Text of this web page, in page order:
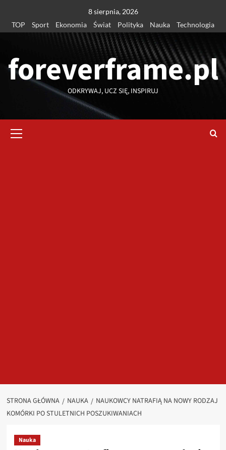
treści
8 sierpnia, 2026
TOP
Sport Ekonomia Świat Polityka Nauka Technologia
foreverframe.pl
ODKRYWAJ, UCZ SIĘ, INSPIRUJ
główne
STRONA GŁÓWNA NAUKA
NAUKOWCY NATRAFIĄ NA NOWY RODZAJ
KOMÓRKI PO STULETNICH POSZUKIWANIACH
Nauka